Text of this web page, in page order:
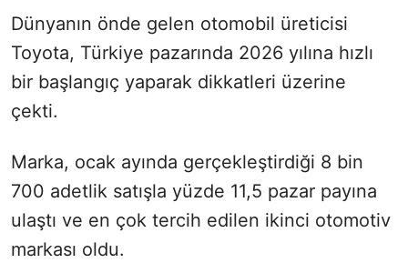
Dünyanın önde gelen otomobil üreticisi
Toyota, Türkiye pazarında 2026 yılına hızlı
bir başlangıç yaparak dikkatleri üzerine
çekti.
Marka, ocak ayında gerçekleştirdiği 8 bin
700 adetlik satışla yüzde 11,5 pazar payına
ulaştı ve en çok tercih edilen ikinci otomotiv
markası oldu.